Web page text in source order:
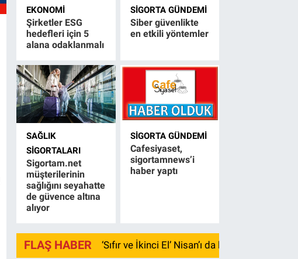
EKONOMI
Şirketler ESG
hedefleri için 5
alana odaklanmalı
SIGORTA GÜNDEMI
Siber güvenlikte
en etkili yöntemler
SAĞLIK
SIGORTALARI
Sigortam.net
müşterilerinin
sağlığını seyahatte
de güvence altına
alıyor
SIGORTA GÜNDEMI
Cafesiyaset,
sigortamnews’i
haber yaptı
FLAŞ HABER ‘Sıfır ve İkinci El’ Nisan’ı da kayıpla kapadı